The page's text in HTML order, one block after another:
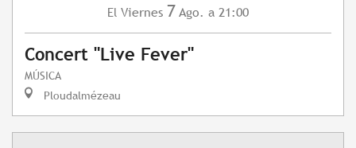
El Viernes 7 Ago. a 21:00
Concert "Live Fever"
MÚSICA
Ploudalmézeau